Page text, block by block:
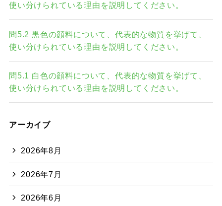
使い分けられている理由を説明してください。
問5.2 黒色の顔料について、代表的な物質を挙げて、
使い分けられている理由を説明してください。
問5.1 白色の顔料について、代表的な物質を挙げて、
使い分けられている理由を説明してください。
アーカイブ
2026年8月
2026年7月
2026年6月